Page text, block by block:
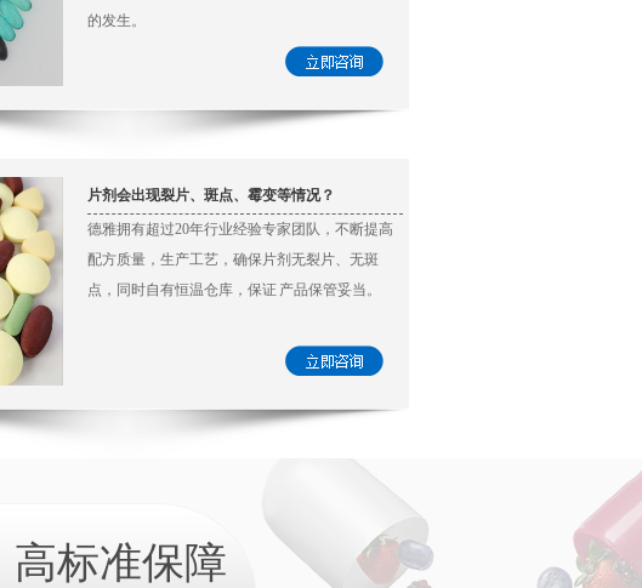
的发生。
片剂会出现裂片、斑点、霉变等情况？
德雅拥有超过20年行业经验专家团队，不断提高
配方质量，生产工艺，确保片剂无裂片、无斑
点，同时自有恒温仓库，保证 产品保管妥当。
高标准保障